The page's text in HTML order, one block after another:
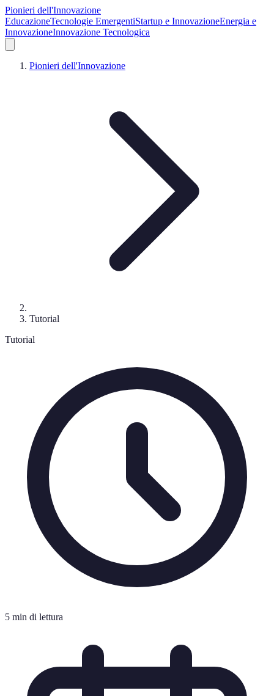
Pionieri dell'Innovazione
EducazioneTecnologie EmergentiStartup e InnovazioneEnergia e
InnovazioneInnovazione Tecnologica
Pionieri dell'Innovazione
Tutorial
Tutorial
5 min di lettura